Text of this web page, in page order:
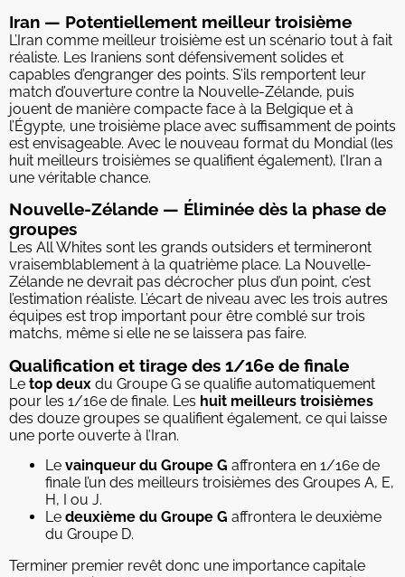
Iran — Potentiellement meilleur troisième
L’Iran comme meilleur troisième est un scénario tout à fait
réaliste. Les Iraniens sont défensivement solides et
capables d’engranger des points. S’ils remportent leur
match d’ouverture contre la Nouvelle-Zélande, puis
jouent de manière compacte face à la Belgique et à
l’Égypte, une troisième place avec suffisamment de points
est envisageable. Avec le nouveau format du Mondial (les
huit meilleurs troisièmes se qualifient également), l’Iran a
une véritable chance.
Nouvelle-Zélande — Éliminée dès la phase de
groupes
Les All Whites sont les grands outsiders et termineront
vraisemblablement à la quatrième place. La Nouvelle-
Zélande ne devrait pas décrocher plus d’un point, c’est
l’estimation réaliste. L’écart de niveau avec les trois autres
équipes est trop important pour être comblé sur trois
matchs, même si elle ne se laissera pas faire.
Qualification et tirage des 1/16e de finale
Le top deux du Groupe G se qualifie automatiquement
pour les 1/16e de finale. Les huit meilleurs troisièmes
des douze groupes se qualifient également, ce qui laisse
une porte ouverte à l’Iran.
Le vainqueur du Groupe G affrontera en 1/16e de
finale l’un des meilleurs troisièmes des Groupes A, E,
H, I ou J.
Le deuxième du Groupe G affrontera le deuxième
du Groupe D.
Terminer premier revêt donc une importance capitale